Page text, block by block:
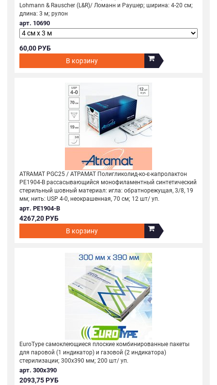
Lohmann & Rauscher (L&R)/ Ломанн и Раушер; ширина: 4-20 см;
длина: 3 м; рулон
арт. 10690
60,00 РУБ
В корзину
ATRAMAT PGC25 / АТРАМАТ Полигликолид-ко-ε-капролактон
PE1904-B рассасывающийся монофиламентный синтетический
стерильный шовный материал: игла: обратнорежущая, 3/8, 19
мм; нить: USP 4-0, неокрашенная, 70 см; 12 шт/ уп.
арт. PE1904-B
4267,20 РУБ
В корзину
EuroType самоклеющиеся плоские комбинированные пакеты
для паровой (1 индикатор) и газовой (2 индикатора)
стерилизации; 300х390 мм; 200 шт/ уп.
арт. 300х390
2093,75 РУБ